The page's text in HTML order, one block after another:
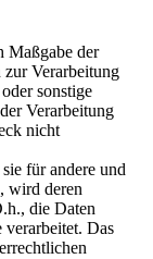
Maßgabe der
zur Verarbeitung
sonstige
Verarbeitung
nicht
für andere und
wird deren
die Daten
Das